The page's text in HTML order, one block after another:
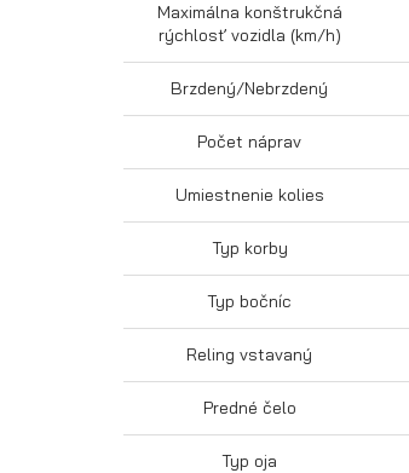
Maximálna konštrukčná
rýchlosť vozidla (km/h)
Brzdený/Nebrzdený
Počet náprav
Umiestnenie kolies
Typ korby
Typ bočníc
Reling vstavaný
Predné čelo
Typ oja